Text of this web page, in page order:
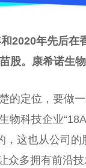
2020年先后在
股。康希诺生
的定位，要做
物科技企业
这也从公司的
众多拥有前沿